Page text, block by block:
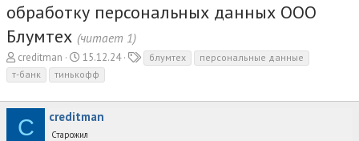
обработку персональных данных ООО
Блумтех (читает 1)
А
в
т
о
т
creditman
Д
а
т
а
н
15.12.24
и
блумтех
персональные данные
т-банк
тинькофф
C creditman
Старожил